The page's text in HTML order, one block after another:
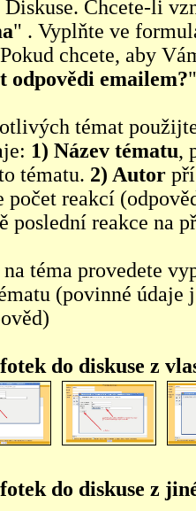
Diskuse. Chcete-li
" . Vyplňte ve
chcete, aby
odpovědi emailem?
témat
1) Název tématu,
tématu. 2) Autor
počet reakcí
poslední reakce na
téma provedete
(povinné údaje
do diskuse z
do diskuse z